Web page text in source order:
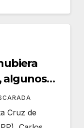
algunos
Cruz de